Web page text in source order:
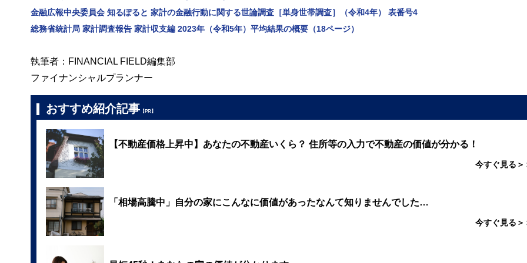
金融広報中央委員会 知るぽると 家計の金融行動に関する世論調査［単身世帯調査］（令和4年） 表番号4
総務省統計局 家計調査報告 家計収支編 2023年（令和5年）平均結果の概要（18ページ）
執筆者：FINANCIAL FIELD編集部
ファイナンシャルプランナー
おすすめ紹介記事 【PR】
【不動産価格上昇中】あなたの不動産いくら？ 住所等の入力で不動産の価値が分かる！
今すぐ見る＞
「相場高騰中」自分の家にこんなに価値があったなんて知りませんでした…
今すぐ見る＞